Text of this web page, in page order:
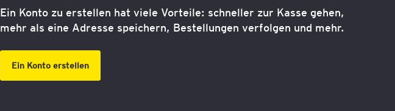
Ein Konto zu erstellen hat viele Vorteile: schneller zur Kasse gehen,
mehr als eine Adresse speichern, Bestellungen verfolgen und mehr.
Ein Konto erstellen